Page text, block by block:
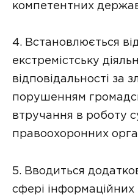
компетентних
4. Встановлюється
екстремістську
відповідальності за
порушенням
втручання в роботу
правоохоронних
5. Вводиться
сфері інформаційних